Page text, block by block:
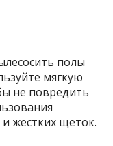
полы
мягкую
не повредить
и жестких щеток.